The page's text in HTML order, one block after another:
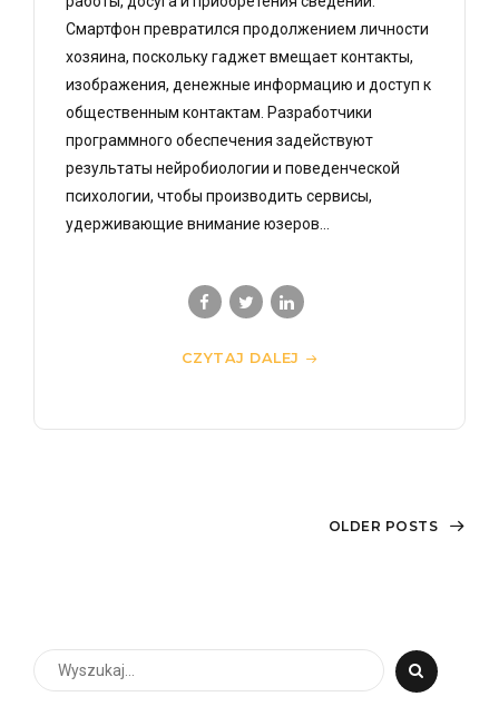
Смартфон превратился продолжением личности
хозяина, поскольку гаджет вмещает контакты,
изображения, денежные информацию и доступ к
общественным контактам. Разработчики
программного обеспечения задействуют
результаты нейробиологии и поведенческой
психологии, чтобы производить сервисы,
удерживающие внимание юзеров...
CZYTAJ DALEJ
OLDER POSTS